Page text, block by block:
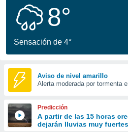
se
calidad.
a este
las
y
forma
digital
basada
8°
Sensación de 4°
Aviso de nivel amarillo
Alerta moderada por tormenta
Predicción
A partir de las 15 horas
dejarán lluvias muy